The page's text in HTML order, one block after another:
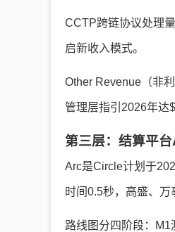
CCTP跨链协议处理
启新收入模式。
Other Revenue（非
管理层指引2026年达
第三层：结算平
Arc是Circle计划于
时间0.5秒，高盛、万
路线图分四阶段：